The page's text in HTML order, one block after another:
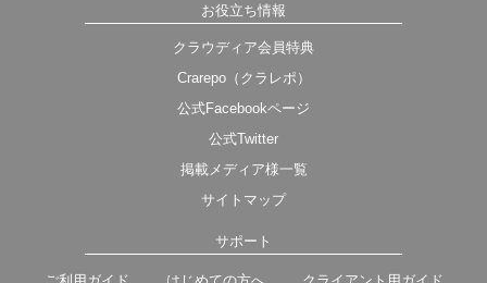
お役立ち情報
クラウディア会員特典
Crarepo（クラレポ）
公式Facebookページ
公式Twitter
掲載メディア様一覧
サイトマップ
サポート